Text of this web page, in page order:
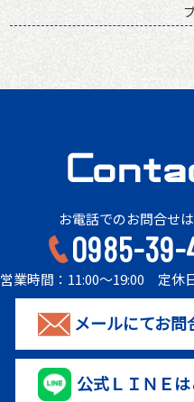
お電話でのお問合せ
0985-39-
営業時間：11:00～19:00 定休
メールにてお問
公式ＬＩＮＥ